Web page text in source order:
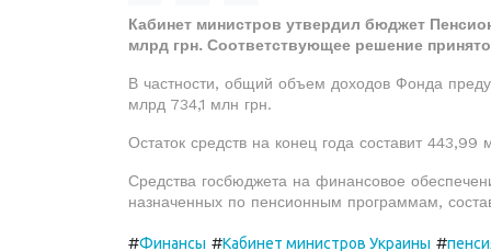
Кабинет министров утвердил бюджет
млрд грн. Соответствующее решение
В частности, общий объем доходов Фонда
млрд 734,1 млн грн.
Остаток средств на конец года составит 443,99
Средства госбюджета на финансовое
назначенных по пенсионным программам,
#Финансы #Кабинет министров Украины #